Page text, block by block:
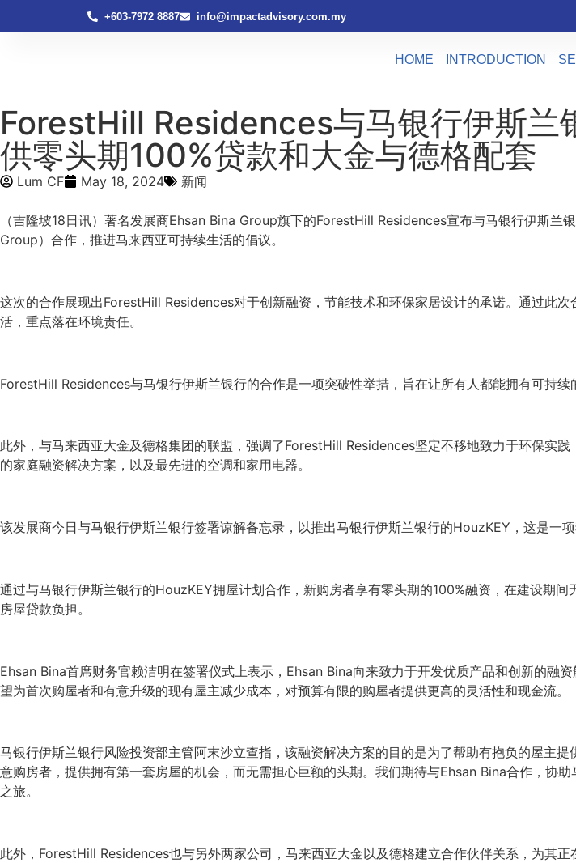
+603-7972 8887 info@impactadvisory.com.my
HOME INTRODUCTION
ForestHill Residences与马银行伊斯兰
供零头期100%贷款和大金与德格配套
Lum CF May 18, 2024 新闻
（吉隆坡18日讯）著名发展商Ehsan Bina Group旗下的ForestHill Residences宣布与马银行伊斯
Group）合作，推进马来西亚可持续生活的倡议。
这次的合作展现出ForestHill Residences对于创新融资，节能技术和环保家居设计的承诺。通过此
活，重点落在环境责任。
ForestHill Residences与马银行伊斯兰银行的合作是一项突破性举措，旨在让所有人都能拥有可持续
此外，与马来西亚大金及德格集团的联盟，强调了ForestHill Residences坚定不移地致力于环保实
的家庭融资解决方案，以及最先进的空调和家用电器。
该发展商今日与马银行伊斯兰银行签署谅解备忘录，以推出马银行伊斯兰银行的HouzKEY，这是一项
通过与马银行伊斯兰银行的HouzKEY拥屋计划合作，新购房者享有零头期的100%融资，在建设期
房屋贷款负担。
Ehsan Bina首席财务官赖洁明在签署仪式上表示，Ehsan Bina向来致力于开发优质产品和创新的
望为首次购屋者和有意升级的现有屋主减少成本，对预算有限的购屋者提供更高的灵活性和现金流。
马银行伊斯兰银行风险投资部主管阿末沙立查指，该融资解决方案的目的是为了帮助有抱负的屋主
意购房者，提供拥有第一套房屋的机会，而无需担心巨额的头期。我们期待与Ehsan Bina合作，协
之旅。
此外，ForestHill Residences也与另外两家公司，马来西亚大金以及德格建立合作伙伴关系，为其正